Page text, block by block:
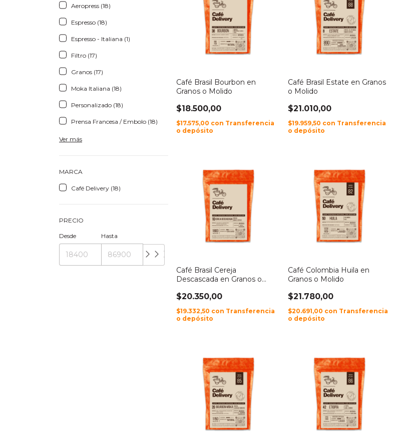
Aeropress (18)
Espresso (18)
Espresso - Italiana (1)
Filtro (17)
Granos (17)
Moka Italiana (18)
Personalizado (18)
Prensa Francesa / Embolo (18)
Ver más
MARCA
Café Delivery (18)
PRECIO
Desde Hasta
Café Brasil Bourbon en
Granos o Molido
$18.500,00
$17.575,00 con Transferencia
o depósito
Café Brasil Estate en Granos
o Molido
$21.010,00
$19.959,50 con Transferencia
o depósito
Café Brasil Cereja
Descascada en Granos o
$20.350,00
$19.332,50 con Transferencia
o depósito
Café Colombia Huila en
Granos o Molido
$21.780,00
$20.691,00 con Transferencia
o depósito